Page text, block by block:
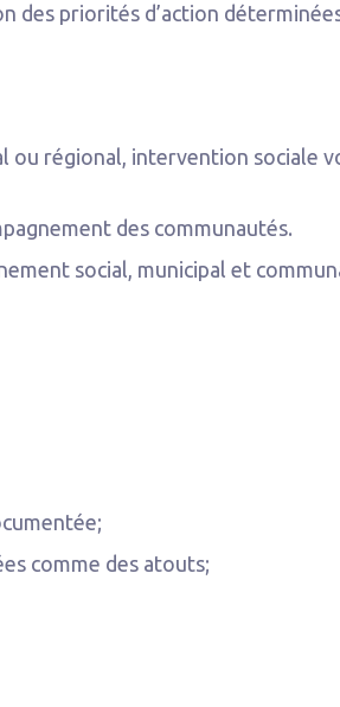
des priorités d’action
ou régional, intervention sociale
des communautés.
social, municipal et
comme des atouts;